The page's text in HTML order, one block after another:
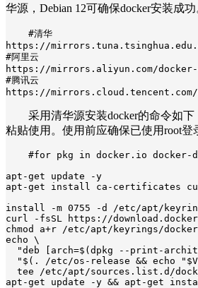
华源，Debian 12可确保docker安装成功
#清华
https://
#阿里云
https://mirrors.aliyun.com/
#腾讯云
https://mirrors.cloud.tencent.com/
采用清华源安装docker的命令如下
粘贴使用。使用前应确保已使用root登
#for pkg in docker.io docker-
apt-get update -y
apt-get install ca-certificates
install -m 0755 -d /etc/apt/
curl -fsSL https://
chmod a+r /etc/apt/keyrings/
echo \
"deb [arch=$(dpkg --print-
"$(. /etc/os-release && echo
tee /etc/apt/sources.list.d/
apt-get update -y && apt-get